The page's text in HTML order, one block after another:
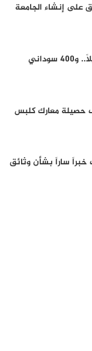
على إنشاء الجامعة
165 مليون جنيه لإطلاق 33 نزيلاً.. و400 سوداني
حصيلة معارك كلبس
خبراً ساراً بشأن وثائق